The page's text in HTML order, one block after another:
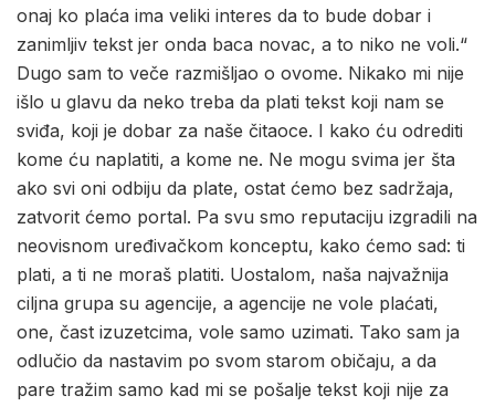
onaj ko plaća ima veliki interes da to bude dobar i
zanimljiv tekst jer onda baca novac, a to niko ne voli.“
Dugo sam to veče razmišljao o ovome. Nikako mi nije
išlo u glavu da neko treba da plati tekst koji nam se
sviđa, koji je dobar za naše čitaoce. I kako ću odrediti
kome ću naplatiti, a kome ne. Ne mogu svima jer šta
ako svi oni odbiju da plate, ostat ćemo bez sadržaja,
zatvorit ćemo portal. Pa svu smo reputaciju izgradili na
neovisnom uređivačkom konceptu, kako ćemo sad: ti
plati, a ti ne moraš platiti. Uostalom, naša najvažnija
ciljna grupa su agencije, a agencije ne vole plaćati,
one, čast izuzetcima, vole samo uzimati. Tako sam ja
odlučio da nastavim po svom starom običaju, a da
pare tražim samo kad mi se pošalje tekst koji nije za